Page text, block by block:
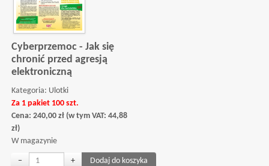
Cyberprzemoc - Jak się
chronić przed agresją
elektroniczną
Kategoria: Ulotki
Za 1 pakiet 100 szt.
Cena:240,00 zł (w tym VAT:44,88
zł)
W magazynie
− +